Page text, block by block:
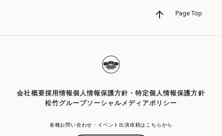
Page Top
会社概要採用情報個人情報保護方針・特定個人情報保護方針
松竹グループソーシャルメディアポリシー
各種お問い合わせ・イベント出演依頼はこちらから